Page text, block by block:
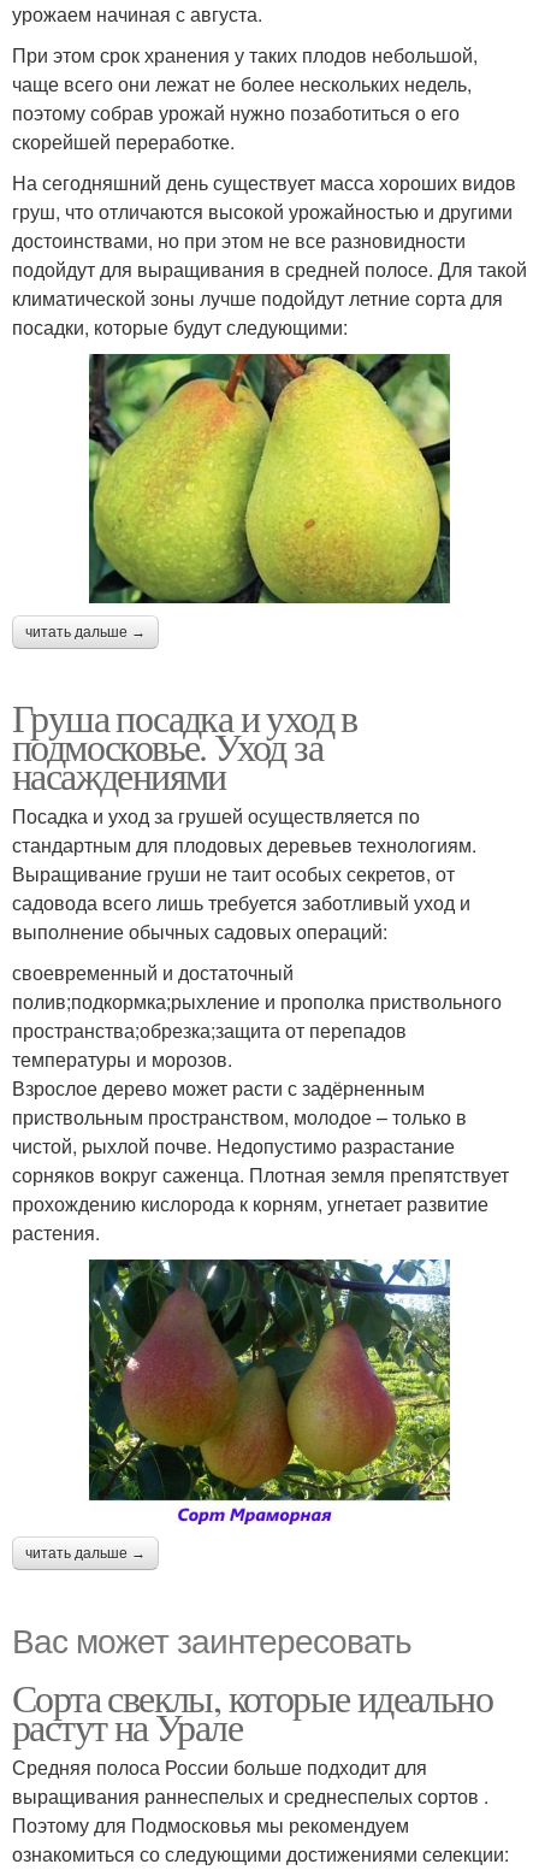
урожаем начиная с августа.
При этом срок хранения у таких плодов небольшой,
чаще всего они лежат не более нескольких недель,
поэтому собрав урожай нужно позаботиться о его
скорейшей переработке.
На сегодняшний день существует масса хороших видов
груш, что отличаются высокой урожайностью и другими
достоинствами, но при этом не все разновидности
подойдут для выращивания в средней полосе. Для такой
климатической зоны лучше подойдут летние сорта для
посадки, которые будут следующими:
читать дальше →
Груша посадка и уход в
подмосковье. Уход за
насаждениями
Посадка и уход за грушей осуществляется по
стандартным для плодовых деревьев технологиям.
Выращивание груши не таит особых секретов, от
садовода всего лишь требуется заботливый уход и
выполнение обычных садовых операций:
своевременный и достаточный
полив;подкормка;рыхление и прополка приствольного
пространства;обрезка;защита от перепадов
температуры и морозов.
Взрослое дерево может расти с задёрненным
приствольным пространством, молодое – только в
чистой, рыхлой почве. Недопустимо разрастание
сорняков вокруг саженца. Плотная земля препятствует
прохождению кислорода к корням, угнетает развитие
растения.
читать дальше →
Вас может заинтересовать
Сорта свеклы, которые идеально
растут на Урале
Средняя полоса России больше подходит для
выращивания раннеспелых и среднеспелых сортов .
Поэтому для Подмосковья мы рекомендуем
ознакомиться со следующими достижениями селекции: